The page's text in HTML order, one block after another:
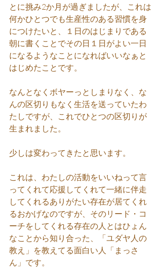
とに挑み2か月が過ぎましたが、これは
何かひとつでも生産性のある習慣を身
につけたいと、１日のはじまりである
朝に書くことでその日１日がよい一日
になるようなことになればいいなぁと
はじめたことです。
なんとなくボヤーっとしまりなく、な
んの区切りもなく生活を送っていたわ
たしですが、これでひとつの区切りが
生まれました。
少しは変わってきたと思います。
これは、わたしの活動をいいねって言
ってくれて応援してくれて一緒に伴走
してくれるありがたい存在が居てくれ
るおかげなのですが、そのリード・コ
ーチをしてくれる存在の人とはひょん
なことから知り合った、「ユダヤ人の
教え」を教えてる面白い人「まっさ
ん」です。